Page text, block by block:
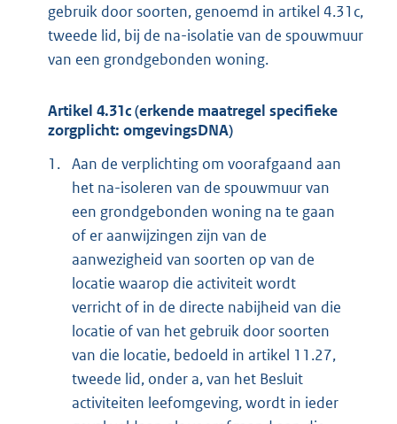
gebruik door soorten, genoemd in artikel 4.31c,
tweede lid, bij de na-isolatie van de spouwmuur
van een grondgebonden woning.
Artikel 4.31c (erkende maatregel specifieke
zorgplicht: omgevingsDNA)
1. Aan de verplichting om voorafgaand aan
het na-isoleren van de spouwmuur van
een grondgebonden woning na te gaan
of er aanwijzingen zijn van de
aanwezigheid van soorten op van de
locatie waarop die activiteit wordt
verricht of in de directe nabijheid van die
locatie of van het gebruik door soorten
van die locatie, bedoeld in artikel 11.27,
tweede lid, onder a, van het Besluit
activiteiten leefomgeving, wordt in ieder